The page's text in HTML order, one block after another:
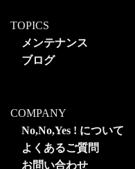
TOPICS
メンテナンス
ブログ
COMPANY
No,No,Yes ! について
よくあるご質問
お問い合わせ